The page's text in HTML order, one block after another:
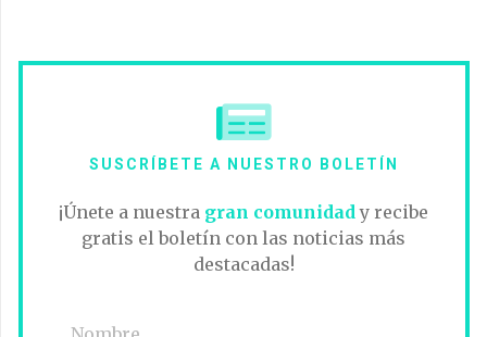
SUSCRÍBETE A NUESTRO BOLETÍN
¡Únete a nuestra gran comunidady recibe
gratis el boletín con las noticias más
destacadas!